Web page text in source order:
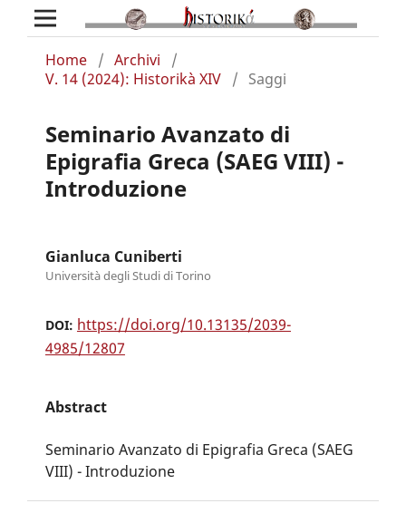
Home / Archivi
/
V. 14 (2024): Historikà XIV / Saggi
Seminario Avanzato di
Epigrafia Greca (SAEG VIII) -
Introduzione
Gianluca Cuniberti
Università degli Studi di Torino
DOI: https://doi.org/10.13135/2039-
4985/12807
Abstract
Seminario Avanzato di Epigrafia Greca (SAEG
VIII) - Introduzione